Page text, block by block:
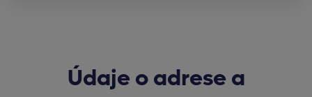
Údaje o adrese a